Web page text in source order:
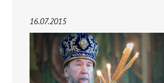
16.07.2015